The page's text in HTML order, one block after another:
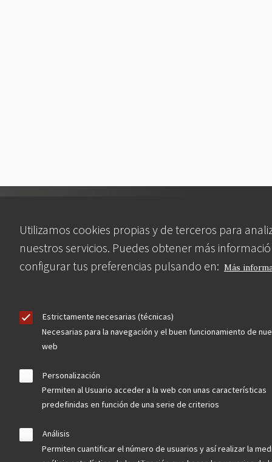
Utilizamos cookies propias y de terceros para
nuestros servicios. Puedes obtener más
configurar tus preferencias pulsando en: Más
Estrictamente necesarias (técnicas)
Necesarias para la navegación y el buen funcionamiento de
web
Personalización
Permiten al Usuario acceder a la web con unas características
predefinidas en función de una serie de criterios
Análisis
Permiten cuantificar el número de usuarios y así realizar la
Asociación en defensa del Patrimonio
Natural de la Comunidad de Madrid
observatorio del patrimonio